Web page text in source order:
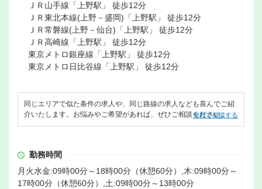
ＪＲ山手線「上野駅」 徒歩12分
ＪＲ東北本線(上野－盛岡)「上野駅」 徒歩12分
ＪＲ常磐線(上野－仙台)「上野駅」 徒歩12分
ＪＲ高崎線「上野駅」 徒歩12分
東京メトロ銀座線「上野駅」 徒歩12分
東京メトロ日比谷線「上野駅」 徒歩12分
同じエリアで似た条件の求人や、同じ路線の求人なども喜んでご紹
介いたします。お悩みやご希望があれば、ぜひご相談ください。
無料で相談する
勤務時間
月火水金:09時00分～18時00分（休憩60分）,木:09時00分～
17時00分（休憩60分）,土:09時00分～13時00分